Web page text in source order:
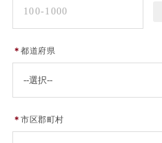
＊都道府県
＊市区郡町村